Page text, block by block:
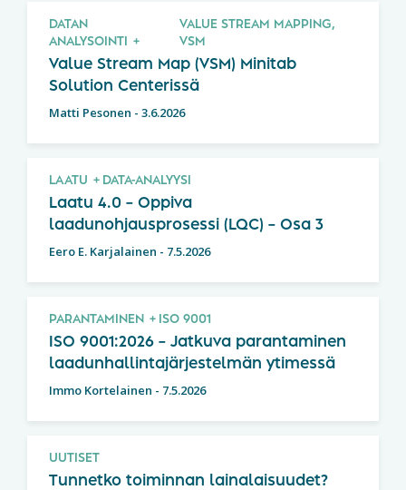
DATAN
ANALYSOINTI
VALUE STREAM MAPPING,
VSM
Value Stream Map (VSM) Minitab
Solution Centerissä
Matti Pesonen - 3.6.2026
LAATU DATA-ANALYYSI
Laatu 4.0 – Oppiva
laadunohjausprosessi (LQC) – Osa 3
Eero E. Karjalainen - 7.5.2026
PARANTAMINEN ISO 9001
ISO 9001:2026 – Jatkuva parantaminen
laadunhallintajärjestelmän ytimessä
Immo Kortelainen - 7.5.2026
UUTISET
Tunnetko toiminnan lainalaisuudet?